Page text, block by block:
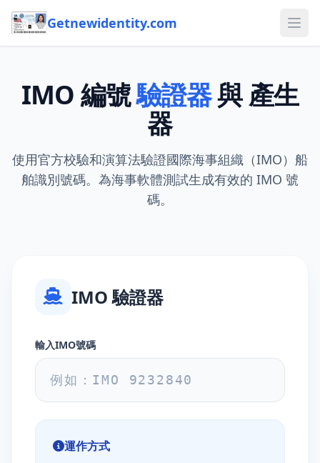
Getnewidentity.com
IMO 編號驗證器與 產生
器
使用官方校驗和演算法驗證國際海事組織（IMO）船
舶識別號碼。為海事軟體測試生成有效的 IMO 號
碼。
IMO 驗證器
輸入IMO號碼
運作方式